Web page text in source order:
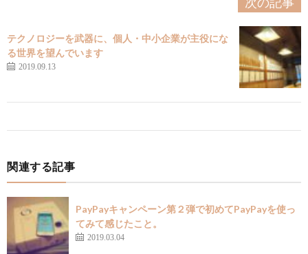
テクノロジーを武器に、個人・中小企業が主役にな
る世界を望んでいます
2019.09.13
関連する記事
PayPayキャンペーン第２弾で初めてPayPayを使っ
てみて感じたこと。
2019.03.04